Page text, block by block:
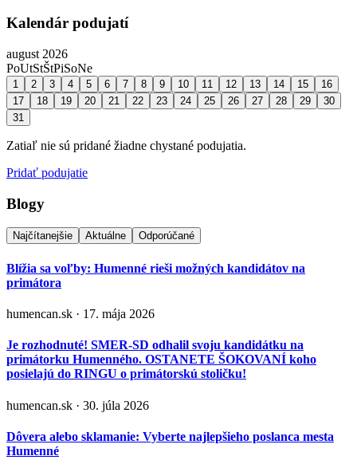
Kalendár podujatí
august 2026
PoUtStŠtPiSoNe
1 2 3 4 5 6 7 8 9 10 11 12 13 14 15
16
17
18 19 20 21 22 23 24 25 26 27 28 29
30
31
Zatiaľ nie sú pridané žiadne chystané podujatia.
Pridať podujatie
Blogy
Najčítanejšie Aktuálne Odporúčané
Blížia sa voľby: Humenné rieši možných kandidátov na
primátora
humencan.sk · 17. mája 2026
Je rozhodnuté! SMER-SD odhalil svoju kandidátku na
primátorku Humenného. OSTANETE ŠOKOVANÍ koho
posielajú do RINGU o primátorskú stoličku!
humencan.sk · 30. júla 2026
Dôvera alebo sklamanie: Vyberte najlepšieho poslanca mesta
Humenné